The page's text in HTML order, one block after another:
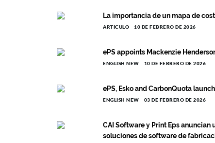
La importancia de un mapa de
ARTÍCULO 10 DE FEBRERO DE 2026
ePS appoints Mackenzie
ENGLISH NEW 10 DE FEBRERO DE 2026
ePS, Esko and CarbonQuota
ENGLISH NEW 03 DE FEBRERO DE 2026
CAI Software y Print Eps
soluciones de software de